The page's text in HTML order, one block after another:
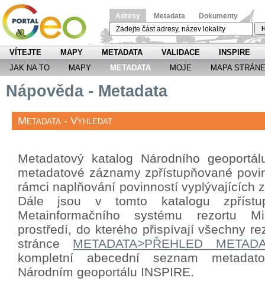
Adresy Metadata Dokumenty
VÍTEJTE MAPY METADATA VALIDACE
INSPIRE
JAK NA TO
MAPY METADATA MOJE MAPA
Nápověda - Metadata
Metadata - Vyhledat
Metadatový katalog Národního
metadatové záznamy zpřístupňované
rámci naplňování povinností vyplývajících
Dále jsou v tomto katalogu
Metainformačního systému rezortu
prostředí, do kterého přispívají všechny
stránce METADATA>PŘEHLED
kompletní abecední seznam
Národním geoportálu INSPIRE.